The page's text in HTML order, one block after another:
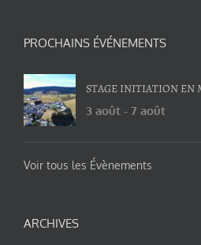
PROCHAINS ÉVÉNEMENTS
STAGE INITIATION EN
3 août - 7 août
Voir tous les Évènements
ARCHIVES